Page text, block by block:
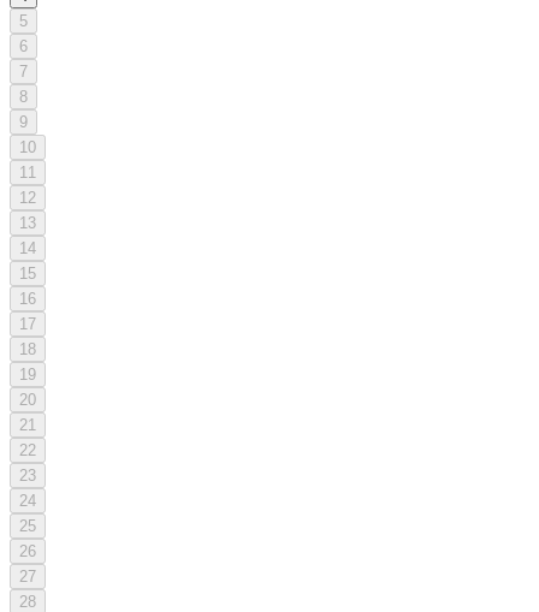
5
6
7
8
9
10
11
12
13
14
15
16
17
18
19
20
21
22
23
24
25
26
27
28